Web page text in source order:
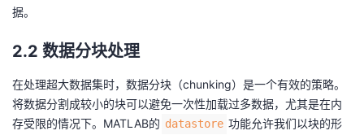
据。
2.2 数据分块处理
在处理超大数据集时，数据分块（chunking）是一个有效的策略。
将数据分割成较小的块可以避免一次性加载过多数据，尤其是在内
存受限的情况下。MATLAB的 datastore 功能允许我们以块的形